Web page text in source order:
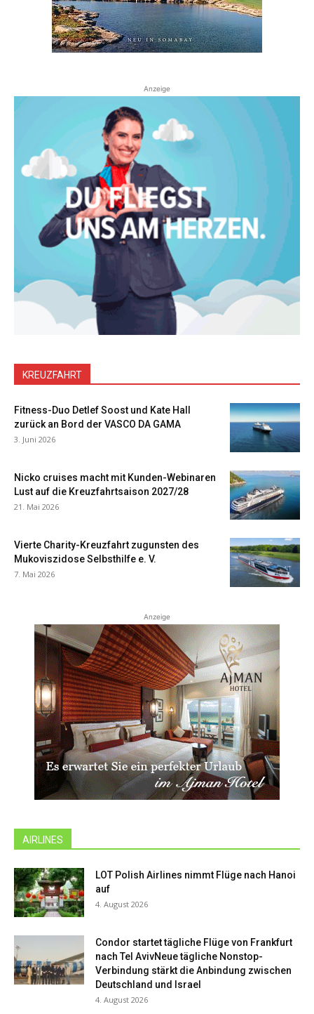
Anzeige
KREUZFAHRT
Fitness-Duo Detlef Soost und Kate Hall
zurück an Bord der VASCO DA GAMA
3. Juni 2026
Nicko cruises macht mit Kunden-Webinaren
Lust auf die Kreuzfahrtsaison 2027/28
21. Mai 2026
Vierte Charity-Kreuzfahrt zugunsten des
Mukoviszidose Selbsthilfe e. V.
7. Mai 2026
Anzeige
AIRLINES
LOT Polish Airlines nimmt Flüge nach Hanoi
auf
4. August 2026
Condor startet tägliche Flüge von Frankfurt
nach Tel AvivNeue tägliche Nonstop-
Verbindung stärkt die Anbindung zwischen
Deutschland und Israel
4. August 2026